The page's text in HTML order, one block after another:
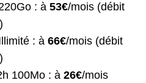
: à 53€/mois (débit
: à 66€/mois (débit
100Mo : à 26€/mois